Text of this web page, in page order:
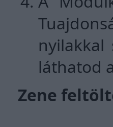
láthatod
Zene